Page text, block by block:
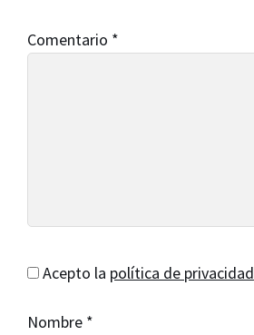
Comentario *
Acepto la política de privacidad
Nombre *